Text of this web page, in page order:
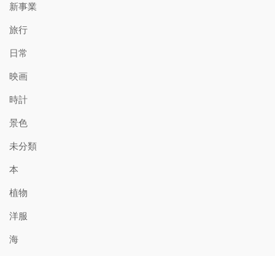
新事業
旅行
日常
映画
時計
景色
未分類
本
植物
洋服
海